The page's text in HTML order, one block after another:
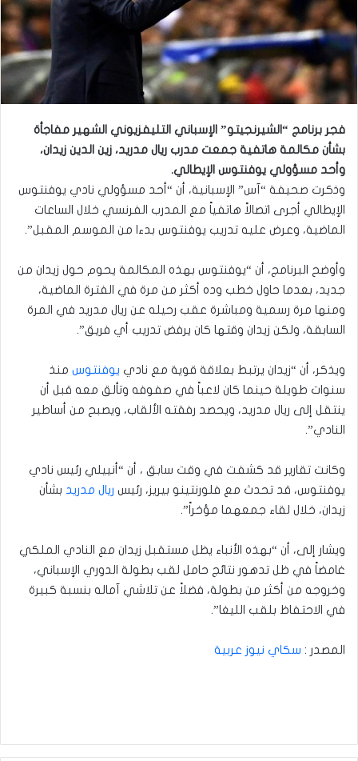
فجر برنامج “الشيرنجيتو” الإسباني التليفزيوني الشهير مفاجأة
بشأن مكالمة هاتفية جمعت مدرب ريال مدريد، زين الدين زيدان،
وأحد مسؤولي يوفنتوس الإيطالي.
وذكرت صحيفة “آس” الإسبانية، أن “أحد مسؤولي نادي يوفنتوس
الإيطالي أجرى اتصالاً هاتفياً مع المدرب الفرنسي خلال الساعات
الماضية، وعرض عليه تدريب يوفنتوس بدءا من الموسم المقبل”.
وأوضح البرنامج، أن “يوفنتوس بهذه المكالمة يحوم حول زيدان من
جديد، بعدما حاول خطب وده أكثر من مرة في الفترة الماضية،
ومنها مرة رسمية ومباشرة عقب رحيله عن ريال مدريد في المرة
السابقة، ولكن زيدان وقتها كان يرفض تدريب أي فريق”.
ويذكر، أن “زيدان يرتبط بعلاقة قوية مع نادي يوفنتوس منذ
سنوات طويلة حينما كان لاعباً في صفوفه وتألق معه قبل أن
ينتقل إلى ريال مدريد، ويحصد رفقته الألقاب، ويصبح من أساطير
النادي”.
وكانت تقارير قد كشفت في وقت سابق ، أن “أنييلي رئيس نادي
يوفنتوس، قد تحدث مع فلورنتينو بيريز، رئيس ريال مدريد بشأن
زيدان، خلال لقاء جمعهما مؤخراً”.
ويشار إلى، أن “بهذه الأنباء يظل مستقبل زيدان مع النادي الملكي
غامضاً في ظل تدهور نتائج حامل لقب بطولة الدوري الإسباني،
وخروجه من أكثر من بطولة، فضلاً عن تلاشي آماله بنسبة كبيرة
في الاحتفاظ بلقب الليغا”.
المصدر : سكاي نيوز عربية